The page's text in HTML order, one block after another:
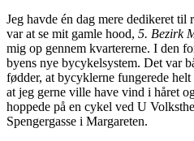
Jeg havde én dag mere dedikeret
var at se mit gamle hood, 5. Bezirk
mig op gennem kvartererne. I den
byens nye bycykelsystem. Det var
fødder, at bycyklerne fungerede
at jeg gerne ville have vind i håret
hoppede på en cykel ved U
Spengergasse i Margareten.